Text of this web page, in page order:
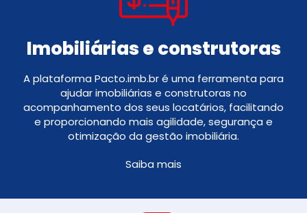
Imobiliárias e construtoras
A plataforma Pacto.imb.br é uma ferramenta para
ajudar imobiliárias e construtoras no
acompanhamento dos seus locatários, facilitando
e proporcionando mais agilidade, segurança e
otimização da gestão imobiliária.
Saiba mais